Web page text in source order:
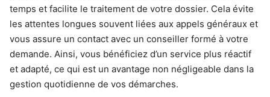
temps et facilite le traitement de votre dossier. Cela évite
les attentes longues souvent liées aux appels généraux et
vous assure un contact avec un conseiller formé à votre
demande. Ainsi, vous bénéficiez d’un service plus réactif
et adapté, ce qui est un avantage non négligeable dans la
gestion quotidienne de vos démarches.